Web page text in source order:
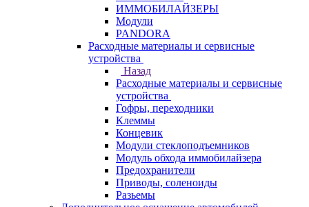
ИММОБИЛАЙЗЕРЫ
Модули
PANDORA
Расходные материалы и сервисные
устройства
Назад
Расходные материалы и сервисные
устройства
Гофры, переходники
Клеммы
Концевик
Модули стеклоподъемников
Модуль обхода иммобилайзера
Предохранители
Приводы, соленоиды
Разьемы